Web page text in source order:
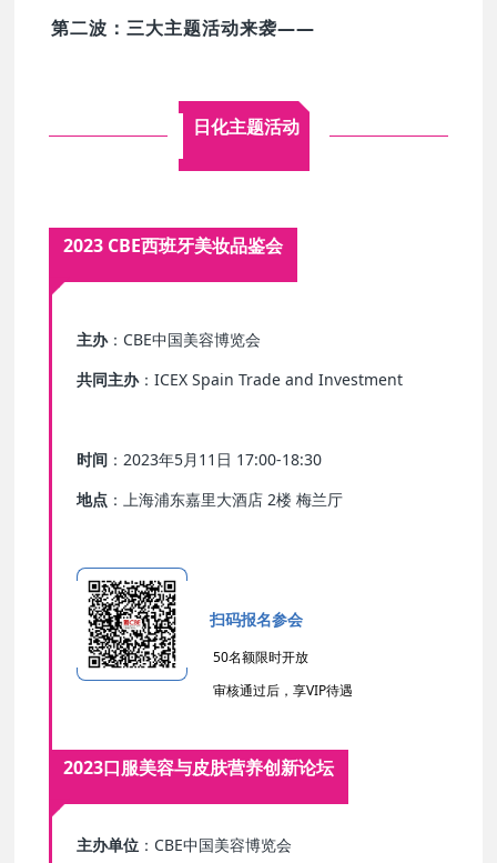
第二波：三大主题活动来袭——
日化主题活动
2023 CBE西班牙美妆品鉴会
主办：CBE中国美容博览会
共同主办：ICEX Spain Trade and Investment
时间 ：2023年5月11日 17:00-18:30
地点 ：上海浦东嘉里大酒店 2楼 梅兰厅
扫码报名参会
50名额限时开放
审核通过后，享VIP待遇
2023口服美容与皮肤营养创新论坛
主办单位 ：CBE中国美容博览会